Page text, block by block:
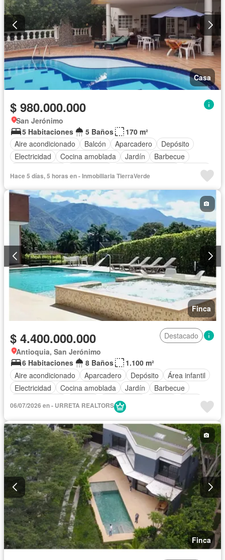
Casa
$ 980.000.000
San Jerónimo
5 Habitaciones
5 Baños
170 m²
Aire acondicionado
Balcón Aparcadero
Depósito
Electricidad
Cocina amoblada Jardín
Barbecue
Piscina
Agua
Hace 5 días, 5 horas en - Inmobiliaria TierraVerde
Finca
$ 4.400.000.000
Destacado
Antioquia, San Jerónimo
6 Habitaciones
8 Baños
1.100 m²
Aire acondicionado
Aparcadero Depósito
Área infantil
Electricidad
Cocina amoblada Jardín
Barbecue
Gas natural
06/07/2026 en - URRETA REALTORS
Finca